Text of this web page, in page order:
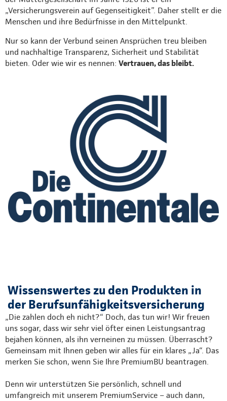
„Versicherungsverein auf Gegenseitigkeit”. Daher stellt er die
Menschen und ihre Bedürfnisse in den Mittelpunkt.
Nur so kann der Verbund seinen Ansprüchen treu bleiben
und nachhaltige Transparenz, Sicherheit und Stabilität
bieten. Oder wie wir es nennen: Vertrauen, das bleibt.
Wissenswertes zu den Produkten in
der Berufsunfähigkeitsversicherung
„Die zahlen doch eh nicht?“ Doch, das tun wir! Wir freuen
uns sogar, dass wir sehr viel öfter einen Leistungsantrag
bejahen können, als ihn verneinen zu müssen. Überrascht?
Gemeinsam mit Ihnen geben wir alles für ein klares „Ja“. Das
merken Sie schon, wenn Sie Ihre PremiumBU beantragen.
Denn wir unterstützen Sie persönlich, schnell und
umfangreich mit unserem PremiumService – auch dann,